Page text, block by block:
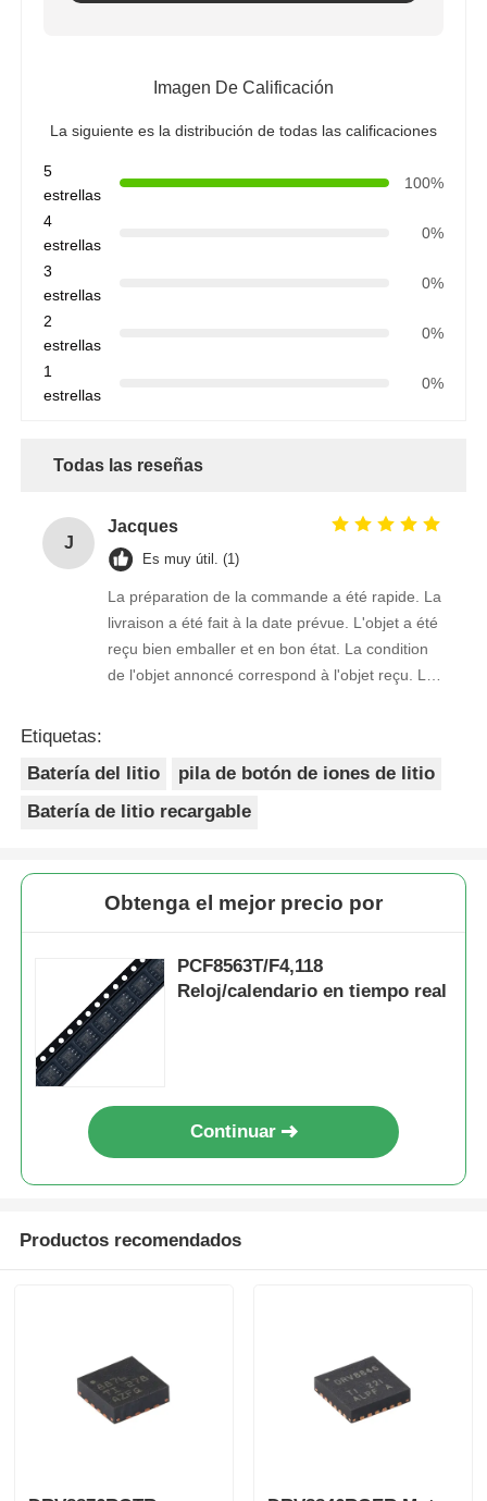
Imagen De Calificación
La siguiente es la distribución de todas las calificaciones
5
estrellas
100%
4
estrellas
0%
3
estrellas
0%
2
estrellas
0%
1
estrellas
0%
Todas las reseñas
J
Jacques
Es muy útil. (1)
La préparation de la commande a été rapide. La
livraison a été fait à la date prévue. L'objet a été
reçu bien emballer et en bon état. La condition
de l'objet annoncé correspond à l'objet reçu. Le
Etiquetas:
Batería del litio
pila de botón de iones de litio
Batería de litio recargable
Obtenga el mejor precio por
PCF8563T/F4,118
Reloj/calendario en tiempo real
Continuar
Productos recomendados